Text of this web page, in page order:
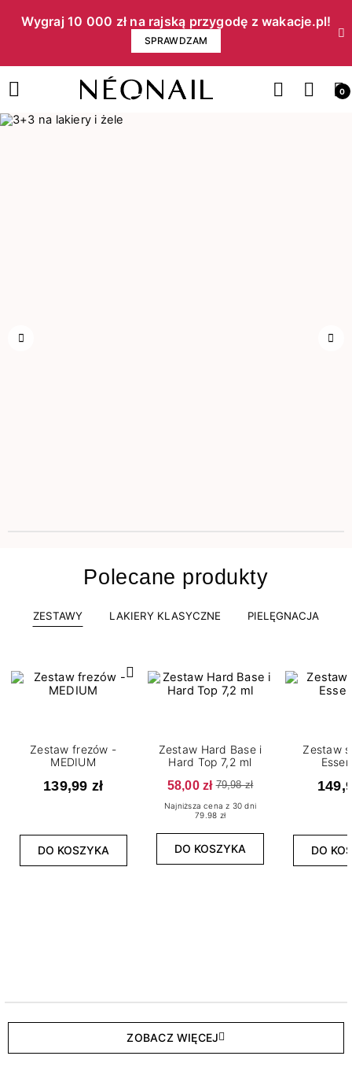
Wygraj 10 000 zł na rajską przygodę z wakacje.pl!​
SPRAWDZAM
0
Polecane produkty
ZESTAWY LAKIERY KLASYCZNE PIELĘGNACJA
Zestaw frezów -
MEDIUM
139,99 zł
DO KOSZYKA
Zestaw Hard Base i
Hard Top 7,2 ml
58,00 zł 79,98 zł
Najniższa cena z 30 dni
79.98 zł
DO KOSZYKA
Zestaw
DO
ZOBACZ WIĘCEJ